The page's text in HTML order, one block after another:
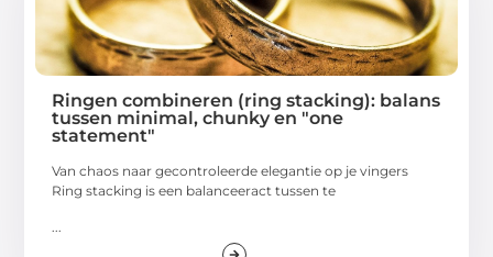
Ringen combineren (ring stacking): balans
tussen minimal, chunky en "one
statement"
Van chaos naar gecontroleerde elegantie op je vingers
Ring stacking is een balanceeract tussen te